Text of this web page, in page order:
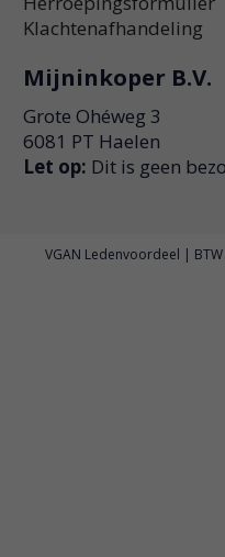
Klachtenafhandeling
Mijninkoper B.V.
Grote Ohéweg 3
6081 PT Haelen
Let op: Dit is geen
VGAN Ledenvoordeel |